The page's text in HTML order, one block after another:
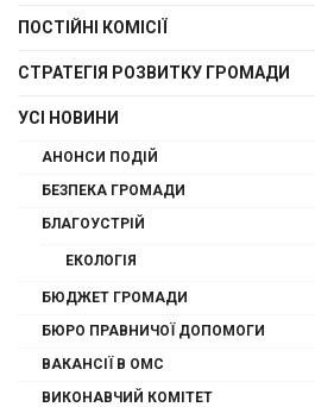
ПОСТІЙНІ КОМІСІЇ
СТРАТЕГІЯ РОЗВИТКУ ГРОМАДИ
УСІ НОВИНИ
АНОНСИ ПОДІЙ
БЕЗПЕКА ГРОМАДИ
БЛАГОУСТРІЙ
ЕКОЛОГІЯ
БЮДЖЕТ ГРОМАДИ
БЮРО ПРАВНИЧОЇ ДОПОМОГИ
ВАКАНСІЇ В ОМС
ВИКОНАВЧИЙ КОМІТЕТ